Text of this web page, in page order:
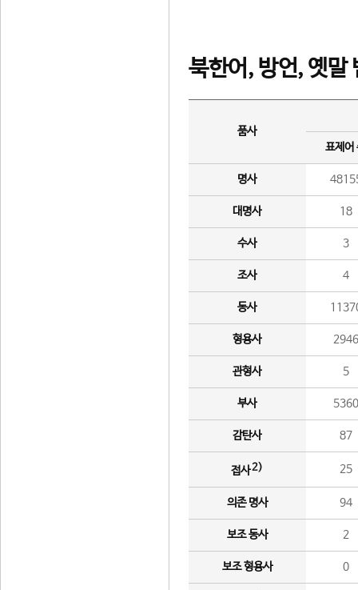
북한어, 방언, 옛말
품사
표제어
명사
대명사 18
수사 3
조사 4
동사
형용사 2946
관형사 5
부사 5360
감탄사 87
접사2) 25
의존 명사 94
보조 동사 2
보조 형용사 0